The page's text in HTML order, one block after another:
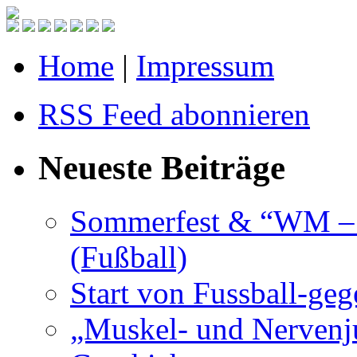
Home | Impressum
RSS Feed abonnieren
Neueste Beiträge
Sommerfest & “WM
(Fußball)
Start von Fussball-
„Muskel- und